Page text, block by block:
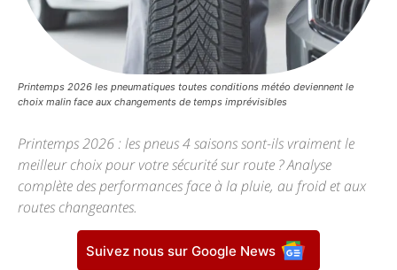
Printemps 2026 les pneumatiques toutes conditions météo deviennent le
choix malin face aux changements de temps imprévisibles
Printemps 2026 : les pneus 4 saisons sont-ils vraiment le
meilleur choix pour votre sécurité sur route ? Analyse
complète des performances face à la pluie, au froid et aux
routes changeantes.
Suivez nous sur Google News